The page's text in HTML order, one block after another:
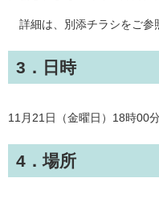
詳細は、別添チラシをご参
3．日時
11月21日（金曜日）18時00
4．場所